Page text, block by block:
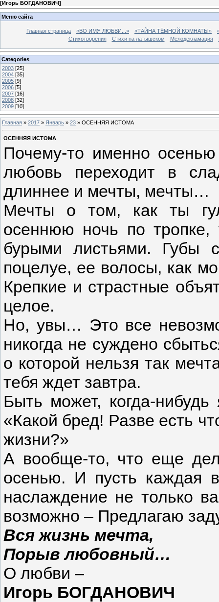
[Игорь БОГДАНОВИЧ]
Меню сайта
Главная страница «ВО ИМЯ ЛЮБВИ...» «ТАЙНА ТЁМНОЙ КОМНАТЫ»
Стихотворения
Стихи на латышском Мелодекламация
Categories
2003 [25]
2004 [35]
2005 [9]
2006 [5]
2007 [16]
2008 [32]
2009 [10]
Главная » 2017 » Январь » 23 » ОСЕННЯЯ ИСТОМА
ОСЕННЯЯ ИСТОМА
Почему-то именно
любовь переходит в
длиннее и мечты, мечты…
Мечты о том, как ты
осеннюю ночь по
бурыми листьями. Губы
поцелуе, ее волосы, как
Крепкие и страстные
целое.
Но, увы… Это все
никогда не суждено
о которой нельзя так
тебя ждет завтра.
Быть может, когда-
«Какой бред! Разве есть
жизни?»
А вообще-то, что еще
осенью. И пусть каждая
наслаждение не только
возможно – Предлагаю
Вся жизнь мечта,
Порыв любовный…
О любви –
Игорь БОГДАНОВИЧ